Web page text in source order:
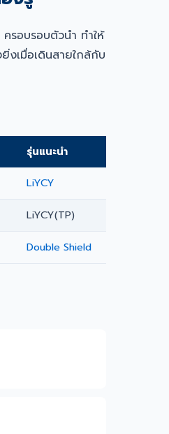
รอบรอบตัวนำ ทำให้
เมื่อเดินสายใกล้กับ
รุ่นแนะนำ
LiYCY
LiYCY(TP)
Double Shield